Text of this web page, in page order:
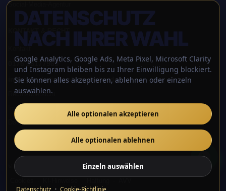
Social-Media-Agentur
KONTAKT & RECHT
0176 56177969
info@marketingschmiede-hn.de
Rechtsübersicht
Impressum
Datenschutz
© 2026 Marketing Schmiede Heilbronn · Inhaber Jerome Heinz
DATENSCHUTZ
NACH IHRER WAHL
Google Analytics, Google Ads, Meta Pixel, Microsoft Clarity
und Instagram bleiben bis zu Ihrer Einwilligung blockiert.
Sie können alles akzeptieren, ablehnen oder einzeln
auswählen.
Alle optionalen akzeptieren
Alle optionalen ablehnen
Einzeln auswählen
Datenschutz · Cookie-Richtlinie